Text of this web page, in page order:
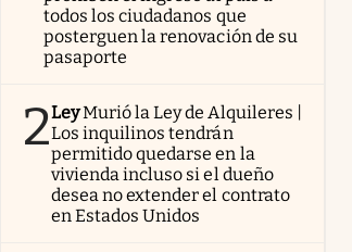
todos los ciudadanos que
posterguen la renovación de su
pasaporte
2LeyMurió la Ley de Alquileres |
Los inquilinos tendrán
permitido quedarse en la
vivienda incluso si el dueño
desea no extender el contrato
en Estados Unidos